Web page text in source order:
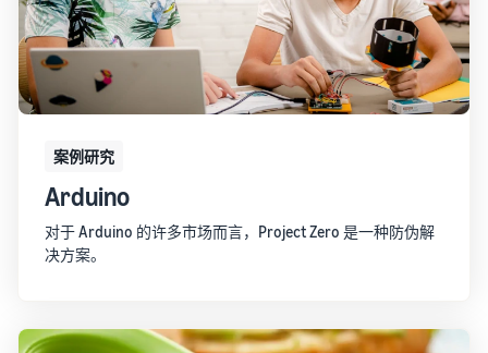
案例研究
Arduino
对于 Arduino 的许多市场而言，Project Zero 是一种防伪解
决方案。